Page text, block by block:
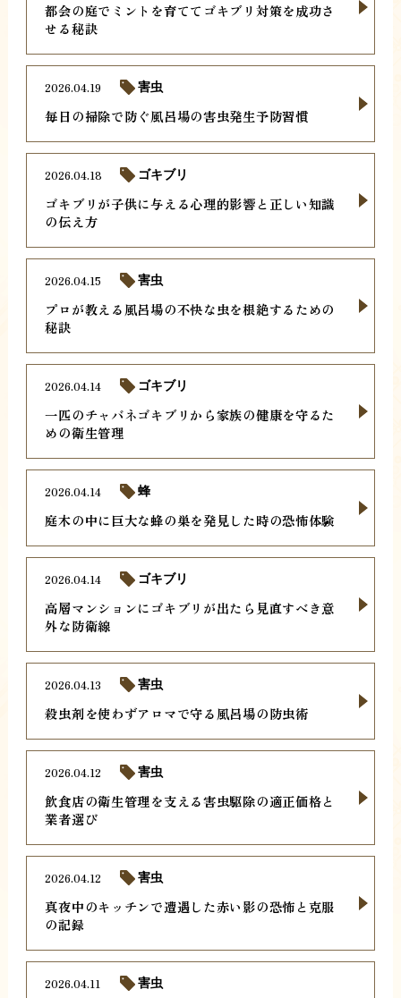
都会の庭でミントを育ててゴキブリ対策を成功さ
せる秘訣
毎日の掃除で防ぐ風呂場の害虫発生予防習慣
2026.04.19 害虫
ゴキブリが子供に与える心理的影響と正しい知識
の伝え方
2026.04.18 ゴキブリ
プロが教える風呂場の不快な虫を根絶するための
秘訣
2026.04.15 害虫
一匹のチャバネゴキブリから家族の健康を守るた
めの衛生管理
2026.04.14 ゴキブリ
庭木の中に巨大な蜂の巣を発見した時の恐怖体験
2026.04.14 蜂
高層マンションにゴキブリが出たら見直すべき意
外な防衛線
2026.04.14 ゴキブリ
殺虫剤を使わずアロマで守る風呂場の防虫術
2026.04.13 害虫
飲食店の衛生管理を支える害虫駆除の適正価格と
業者選び
2026.04.12 害虫
真夜中のキッチンで遭遇した赤い影の恐怖と克服
の記録
2026.04.12 害虫
2026.04.11 害虫